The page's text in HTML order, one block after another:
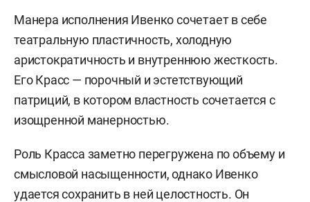
Манера исполнения Ивенко сочетает в себе
театральную пластичность, холодную
аристократичность и внутреннюю жесткость.
Его Красс — порочный и эстетствующий
патриций, в котором властность сочетается с
изощренной манерностью.
Роль Красса заметно перегружена по объему и
смысловой насыщенности, однако Ивенко
удается сохранить в ней целостность. Он